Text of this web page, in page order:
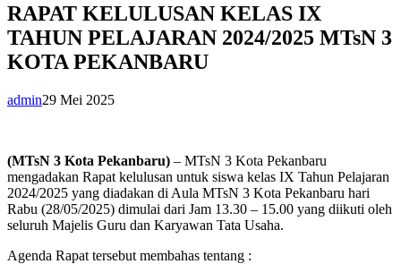
RAPAT KELULUSAN KELAS IX
TAHUN PELAJARAN 2024/2025 MTsN 3
KOTA PEKANBARU
admin29 Mei 2025
(MTsN 3 Kota Pekanbaru) – MTsN 3 Kota Pekanbaru
mengadakan Rapat kelulusan untuk siswa kelas IX Tahun Pelajaran
2024/2025 yang diadakan di Aula MTsN 3 Kota Pekanbaru hari
Rabu (28/05/2025) dimulai dari Jam 13.30 – 15.00 yang diikuti oleh
seluruh Majelis Guru dan Karyawan Tata Usaha.
Agenda Rapat tersebut membahas tentang :